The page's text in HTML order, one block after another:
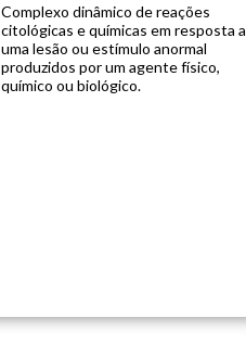
Complexo dinâmico de reações
citológicas e químicas em resposta a
uma lesão ou estímulo anormal
produzidos por um agente físico,
químico ou biológico.